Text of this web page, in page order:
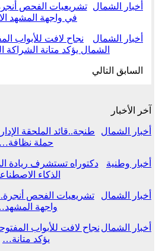
أخبار الشمال
تشريعيات الفحص
في واجهة المشهد
أخبار الشمال
الشمال يؤكد متانة الشراكة
السابق التالي
آخر الأخبار
أخبار الشمال
حملة نظافة…
أخبار وطنية
دكتوراه تستشرف ريادة
الذكاء
أخبار الشمال
تشريعيات الفحص
واجهة
أخبار الشمال
يؤكد متانة…